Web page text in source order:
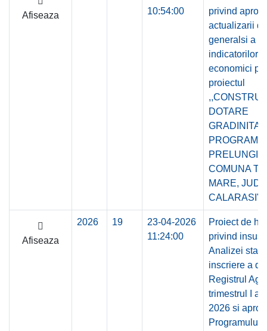
Afiseaza
10:54:00
privind
actualizarii
generalsi a
indicatorilor
economici
proiectul
DOTARE
GRADINITA
PROGRAM
PRELUNGIT
COMUNA
MARE,
CALARASI"
Afiseaza
2026 19
23-04-2026
11:24:00
Proiect de
privind
Analizei
inscriere a
Registrul
trimestrul I al
2026 si
Programului